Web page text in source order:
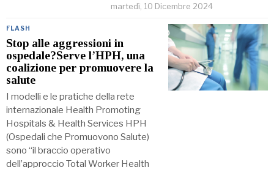
martedì, 10 Dicembre 2024
FLASH
Stop alle aggressioni in
ospedale?Serve l’HPH, una
coalizione per promuovere la
salute
I modelli e le pratiche della rete
internazionale Health Promoting
Hospitals & Health Services HPH
(Ospedali che Promuovono Salute)
sono “il braccio operativo
dell’approccio Total Worker Health